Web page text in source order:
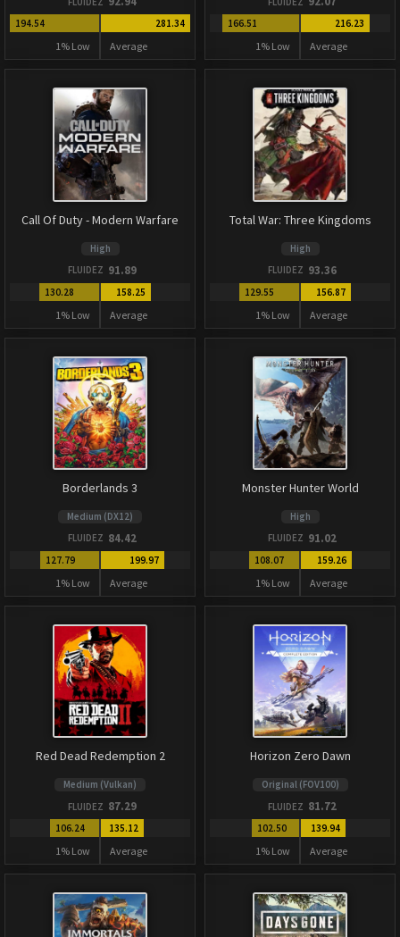
194.54
1% Low
281.34
Average
166.51
1% Low
216.23
Average
Call Of Duty - Modern Warfare
High
FLUIDEZ 91.89
130.28
1% Low
158.25
Average
Total War: Three Kingdoms
High
FLUIDEZ 93.36
129.55
1% Low
156.87
Average
Borderlands 3
Medium (DX12)
FLUIDEZ 84.42
127.79
1% Low
199.97
Average
Monster Hunter World
High
FLUIDEZ 91.02
108.07
1% Low
159.26
Average
Red Dead Redemption 2
Medium (Vulkan)
FLUIDEZ 87.29
106.24
1% Low
135.12
Average
Horizon Zero Dawn
Original (FOV100)
FLUIDEZ 81.72
102.50
1% Low
139.94
Average